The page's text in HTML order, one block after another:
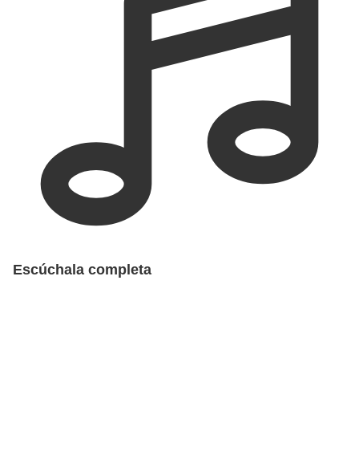
Escúchala completa